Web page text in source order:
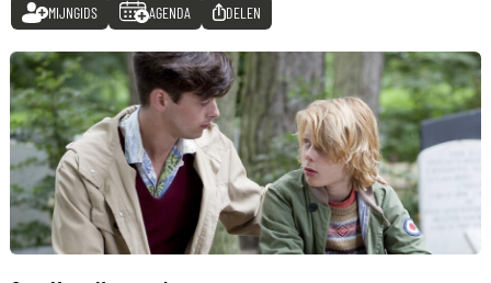
MIJNGIDS AGENDA DELEN